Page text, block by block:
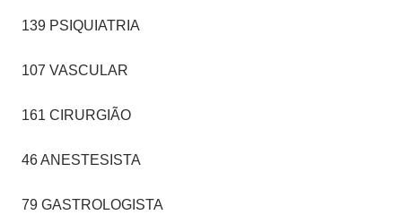
139 PSIQUIATRIA
107 VASCULAR
161 CIRURGIÃO
46 ANESTESISTA
79 GASTROLOGISTA